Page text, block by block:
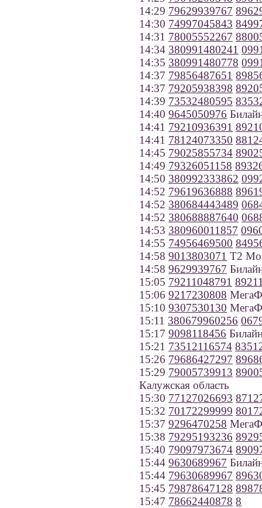
14:29 79629939767
14:30 74997045843
14:31 78005552267
14:34 380991480241
14:35 380991480778
14:37 79856487651
14:37 79205938398
14:39 73532480595
14:40 9645050976
14:41 79210936391
14:41 78124073350
14:45 79025855734
14:49 79326051158
14:50 380992333862
14:52 79619636888
14:52 380684443489
14:52 380688887640
14:53 380960011857
14:55 74956469500
14:58 9013803071 Т2
14:58 9629939767
15:05 79211048791
15:06 9217230808
15:10 9307530130
15:11 380679960256
15:17 9098118456
15:21 73512116574
15:26 79686427297
15:29 79005739913
Калужская область
15:30 77127026693
15:32 70172299999
15:37 9296470258
15:38 79295193236
15:40 79097973674
15:44 9630689967
15:44 79630689967
15:45 79878647128
15:47 78662440878 8